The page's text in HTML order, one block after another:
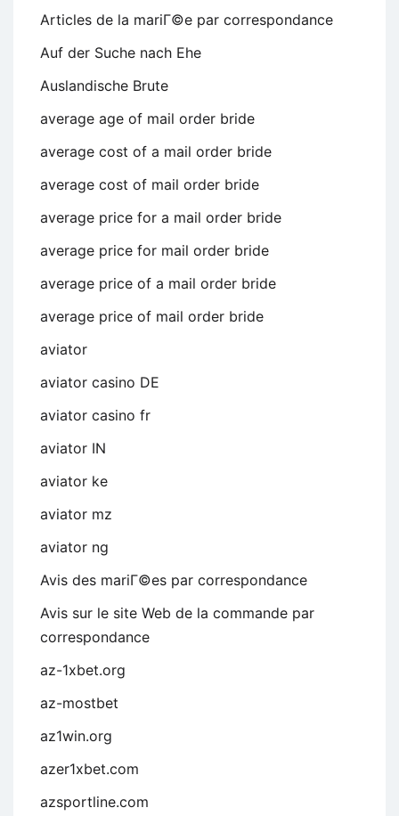
Articles de la mariГ©e par correspondance
Auf der Suche nach Ehe
Auslandische Brute
average age of mail order bride
average cost of a mail order bride
average cost of mail order bride
average price for a mail order bride
average price for mail order bride
average price of a mail order bride
average price of mail order bride
aviator
aviator casino DE
aviator casino fr
aviator IN
aviator ke
aviator mz
aviator ng
Avis des mariГ©es par correspondance
Avis sur le site Web de la commande par
correspondance
az-1xbet.org
az-mostbet
az1win.org
azer1xbet.com
azsportline.com